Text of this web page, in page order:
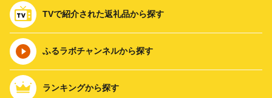
TVで紹介された返礼品から探す
ふるラボチャンネルから探す
ランキングから探す